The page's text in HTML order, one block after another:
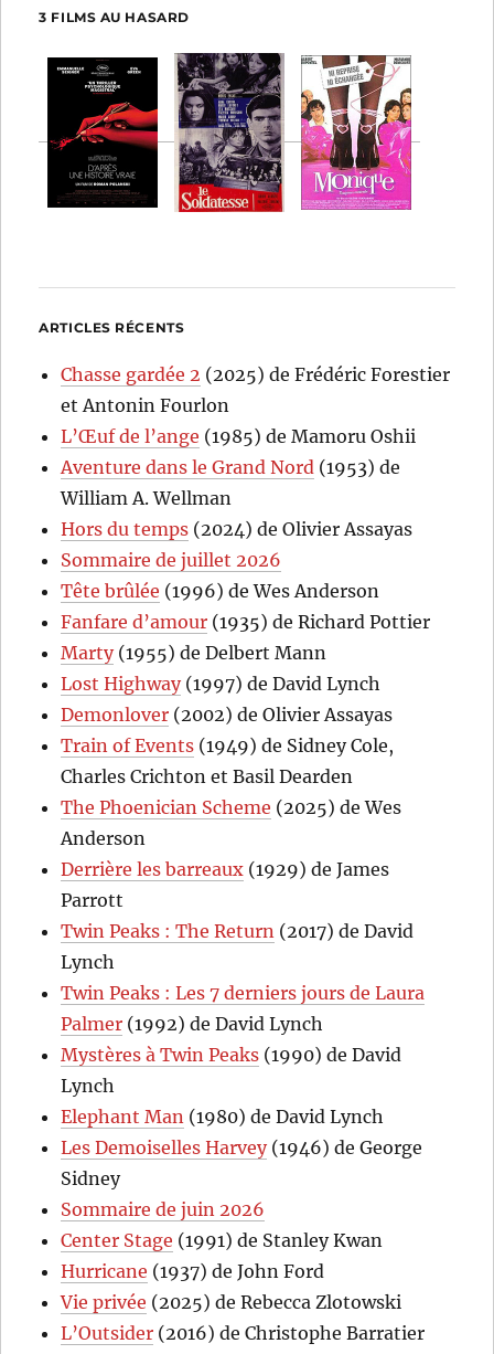
3 FILMS AU HASARD
ARTICLES RÉCENTS
Chasse gardée 2 (2025) de Frédéric Forestier
et Antonin Fourlon
L’Œuf de l’ange (1985) de Mamoru Oshii
Aventure dans le Grand Nord (1953) de
William A. Wellman
Hors du temps (2024) de Olivier Assayas
Sommaire de juillet 2026
Tête brûlée (1996) de Wes Anderson
Fanfare d’amour (1935) de Richard Pottier
Marty(1955) de Delbert Mann
Lost Highway(1997) de David Lynch
Demonlover (2002) de Olivier Assayas
Train of Events (1949) de Sidney Cole,
Charles Crichton et Basil Dearden
The Phoenician Scheme (2025) de Wes
Anderson
Derrière les barreaux (1929) de James
Parrott
Twin Peaks : The Return (2017) de David
Lynch
Twin Peaks : Les 7 derniers jours de Laura
Palmer (1992) de David Lynch
Mystères à Twin Peaks (1990) de David
Lynch
Elephant Man (1980) de David Lynch
Les Demoiselles Harvey(1946) de George
Sidney
Sommaire de juin 2026
Center Stage (1991) de Stanley Kwan
Hurricane (1937) de John Ford
Vie privée (2025) de Rebecca Zlotowski
L’Outsider (2016) de Christophe Barratier